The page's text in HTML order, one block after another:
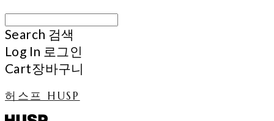
Search 검색
Log In 로그인
Cart장바구니
허스프 HUSP